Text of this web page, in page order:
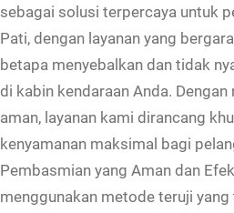
sebagai solusi terpercaya untuk
Pati, dengan layanan yang
betapa menyebalkan dan tidak
di kabin kendaraan Anda.
aman, layanan kami dirancang
kenyamanan maksimal bagi
Pembasmian yang Aman dan
menggunakan metode teruji